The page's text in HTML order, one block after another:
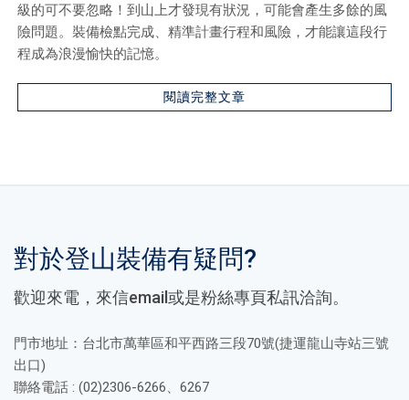
級的可不要忽略！到山上才發現有狀況，可能會產生多餘的風
險問題。裝備檢點完成、精準計畫行程和風險，才能讓這段行
程成為浪漫愉快的記憶。
閱讀完整文章
對於登山裝備有疑問?
歡迎來電，來信email或是粉絲專頁私訊洽詢。
門市地址：台北市萬華區和平西路三段70號(捷運龍山寺站三號
出口)
聯絡電話 : (02)2306-6266、6267